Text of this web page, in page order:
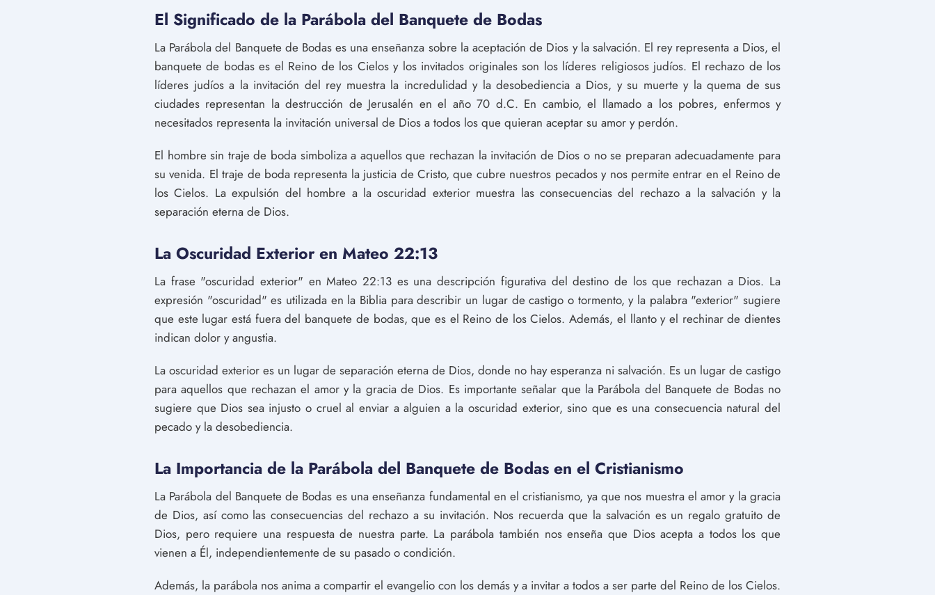
El Significado de la Parábola del Banquete de Bodas
La Parábola del Banquete de Bodas es una enseñanza sobre la aceptación de Dios y la salvación. El rey representa a Dios, el
banquete de bodas es el Reino de los Cielos y los invitados originales son los líderes religiosos judíos. El rechazo de los
líderes judíos a la invitación del rey muestra la incredulidad y la desobediencia a Dios, y su muerte y la quema de sus
ciudades representan la destrucción de Jerusalén en el año 70 d.C. En cambio, el llamado a los pobres, enfermos y
necesitados representa la invitación universal de Dios a todos los que quieran aceptar su amor y perdón.
El hombre sin traje de boda simboliza a aquellos que rechazan la invitación de Dios o no se preparan adecuadamente para
su venida. El traje de boda representa la justicia de Cristo, que cubre nuestros pecados y nos permite entrar en el Reino de
los Cielos. La expulsión del hombre a la oscuridad exterior muestra las consecuencias del rechazo a la salvación y la
separación eterna de Dios.
La Oscuridad Exterior en Mateo 22:13
La frase "oscuridad exterior" en Mateo 22:13 es una descripción figurativa del destino de los que rechazan a Dios. La
expresión "oscuridad" es utilizada en la Biblia para describir un lugar de castigo o tormento, y la palabra "exterior" sugiere
que este lugar está fuera del banquete de bodas, que es el Reino de los Cielos. Además, el llanto y el rechinar de dientes
indican dolor y angustia.
La oscuridad exterior es un lugar de separación eterna de Dios, donde no hay esperanza ni salvación. Es un lugar de castigo
para aquellos que rechazan el amor y la gracia de Dios. Es importante señalar que la Parábola del Banquete de Bodas no
sugiere que Dios sea injusto o cruel al enviar a alguien a la oscuridad exterior, sino que es una consecuencia natural del
pecado y la desobediencia.
La Importancia de la Parábola del Banquete de Bodas en el Cristianismo
La Parábola del Banquete de Bodas es una enseñanza fundamental en el cristianismo, ya que nos muestra el amor y la gracia
de Dios, así como las consecuencias del rechazo a su invitación. Nos recuerda que la salvación es un regalo gratuito de
Dios, pero requiere una respuesta de nuestra parte. La parábola también nos enseña que Dios acepta a todos los que
vienen a Él, independientemente de su pasado o condición.
Además, la parábola nos anima a compartir el evangelio con los demás y a invitar a todos a ser parte del Reino de los Cielos.